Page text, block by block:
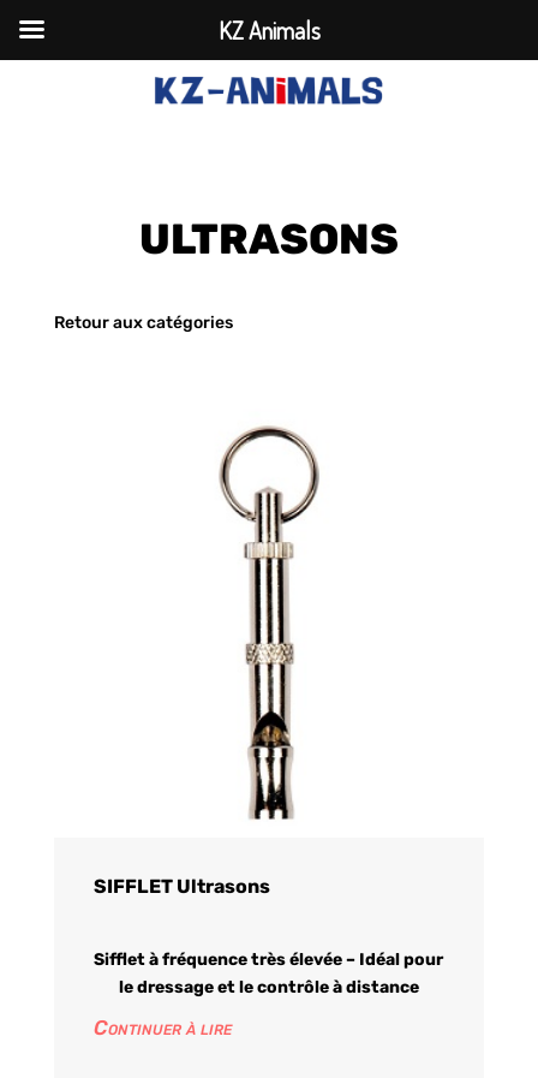
ULTRASONS
Retour aux catégories
SIFFLET Ultrasons
Sifflet à fréquence très élevée – Idéal pour
le dressage et le contrôle à distance
Continuer à lire
KZ Animals